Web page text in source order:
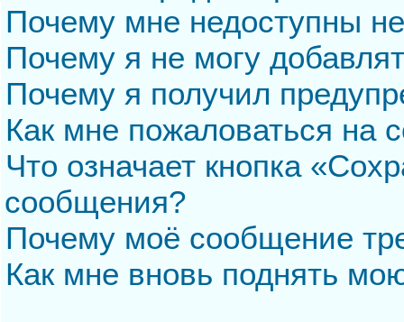
Почему мне недоступны
Почему я не могу
Почему я получил
Как мне пожаловаться на
Что означает кнопка
сообщения?
Почему моё сообщение
Как мне вновь поднять